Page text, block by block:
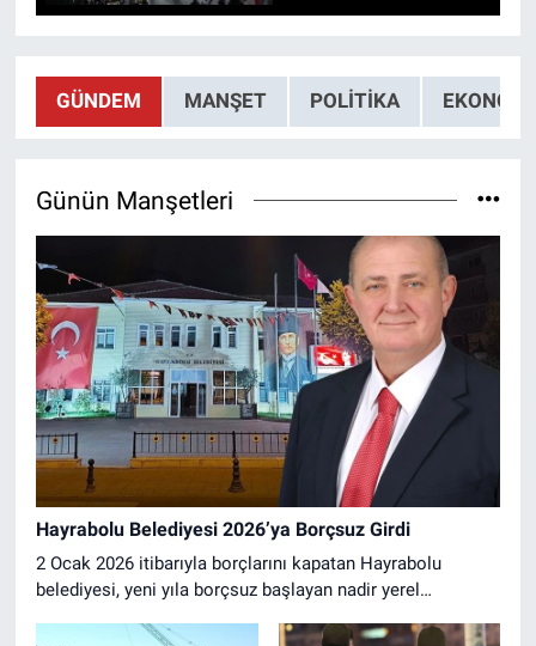
GÜNDEM MANŞET POLITIKA EKONOMI
Günün Manşetleri
Hayrabolu Belediyesi 2026’ya Borçsuz Girdi
2 Ocak 2026 itibarıyla borçlarını kapatan Hayrabolu
belediyesi, yeni yıla borçsuz başlayan nadir yerel